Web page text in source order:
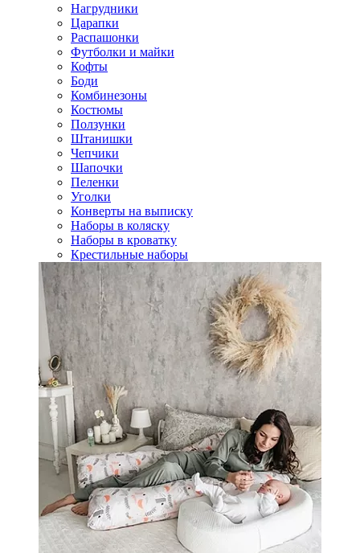
Нагрудники
Царапки
Распашонки
Футболки и майки
Кофты
Боди
Комбинезоны
Костюмы
Ползунки
Штанишки
Чепчики
Шапочки
Пеленки
Уголки
Конверты на выписку
Наборы в коляску
Наборы в кроватку
Крестильные наборы